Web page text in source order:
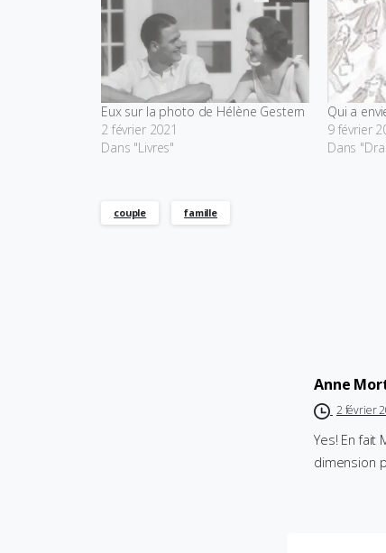
Eux sur la photo de Hélène Gestern
2 février 2021
Dans "Livres"
Qui a
9 février
Dans
couple famille
Anne
2 février
Yes! En fait
dimension